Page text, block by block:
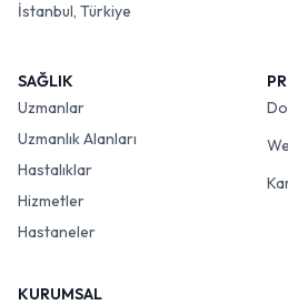
İstanbul, Türkiye
SAĞLIK
Uzmanlar
Uzmanlık Alanları
Hastalıklar
Hizmetler
Hastaneler
KURUMSAL